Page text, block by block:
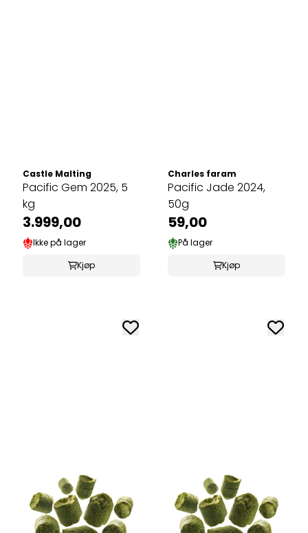
Castle Malting
Pacific Gem 2025, 5
kg
3.999,00
Ikke på lager
Kjøp
Charles faram
Pacific Jade 2024,
50g
59,00
På lager
Kjøp